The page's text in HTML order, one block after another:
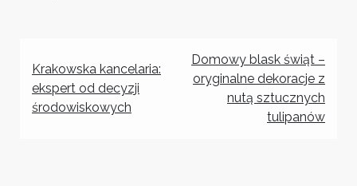
Nawigacja
wpisu
Krakowska kancelaria:
ekspert od decyzji
środowiskowych
Domowy blask świąt –
oryginalne dekoracje z
nutą sztucznych
tulipanów